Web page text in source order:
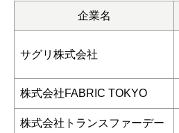
企業名
サグリ株式会社
株式会社FABRIC TOKYO
株式会社トランスファーデー